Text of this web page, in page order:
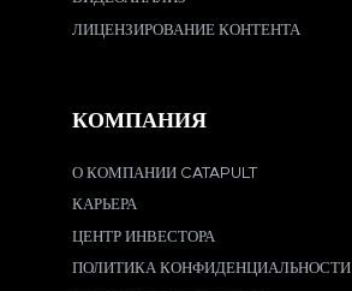
ЛИЦЕНЗИРОВАНИЕ КОНТЕНТА
КОМПАНИЯ
О КОМПАНИИ CATAPULT
КАРЬЕРА
ЦЕНТР ИНВЕСТОРА
ПОЛИТИКА КОНФИДЕНЦИАЛЬНОСТИ